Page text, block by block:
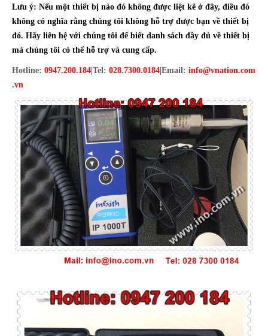
Lưu ý: Nếu một thiết bị nào đó không được liệt kê ở đây, điều đó
không có nghĩa rằng chúng tôi không hỗ trợ được bạn về thiết bị
đó. Hãy liên hệ với chúng tôi để biết danh sách đầy đủ về thiết bị
mà chúng tôi có thể hỗ trợ và cung cấp.
Hotline: 0947.200.184|Tel: 028.7300.0184|Email: info@vnation.com
.vn